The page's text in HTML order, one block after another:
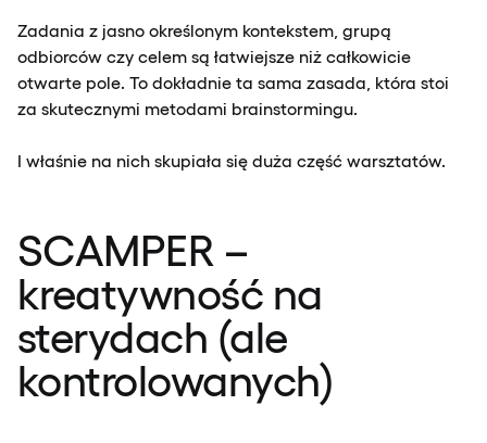
Zadania z jasno określonym kontekstem, grupą
odbiorców czy celem są łatwiejsze niż całkowicie
otwarte pole. To dokładnie ta sama zasada, która stoi
za skutecznymi metodami brainstormingu.
I właśnie na nich skupiała się duża część warsztatów.
SCAMPER –
kreatywność na
sterydach (ale
kontrolowanych)